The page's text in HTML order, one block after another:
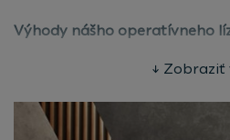
Výhody nášho operatívneho
Bez veľkej investície
Všetko v jednej platbe
Nastavte si počet
↓ Zobraziť